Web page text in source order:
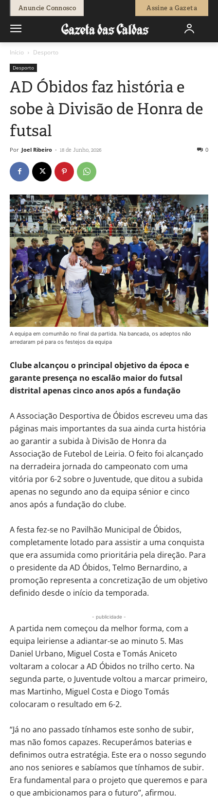
Anuncie Connosco Assine a Gazeta
Início Desporto
Desporto
AD Óbidos faz história e
sobe à Divisão de Honra de
futsal
Por Joel Ribeiro - 18 de Junho, 2026 0
A equipa em comunhão no final da partida. Na bancada, os adeptos não
arredaram pé para os festejos da equipa
Clube alcançou o principal objetivo da época e
garante presença no escalão maior do futsal
distrital apenas cinco anos após a fundação
A Associação Desportiva de Óbidos escreveu uma das
páginas mais importantes da sua ainda curta história
ao garantir a subida à Divisão de Honra da
Associação de Futebol de Leiria. O feito foi alcançado
na derradeira jornada do campeonato com uma
vitória por 6-2 sobre o Juventude, que ditou a subida
apenas no segundo ano da equipa sénior e cinco
anos após a fundação do clube.
A festa fez-se no Pavilhão Municipal de Óbidos,
completamente lotado para assistir a uma conquista
que era assumida como prioritária pela direção. Para
o presidente da AD Óbidos, Telmo Bernardino, a
promoção representa a concretização de um objetivo
definido desde o início da temporada.
- publicidade -
A partida nem começou da melhor forma, com a
equipa leiriense a adiantar-se ao minuto 5. Mas
Daniel Urbano, Miguel Costa e Tomás Aniceto
voltaram a colocar a AD Óbidos no trilho certo. Na
segunda parte, o Juventude voltou a marcar primeiro,
mas Martinho, Miguel Costa e Diogo Tomás
colocaram o resultado em 6-2.
“Já no ano passado tínhamos este sonho de subir,
mas não fomos capazes. Recuperámos baterias e
definimos outra estratégia. Este era o nosso segundo
ano nos seniores e sabíamos que tínhamos de subir.
Era fundamental para o projeto que queremos e para
o que ambicionamos para o futuro”, afirmou.